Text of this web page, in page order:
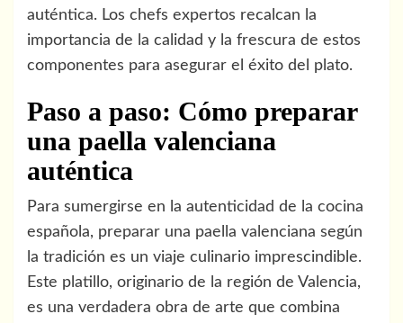
auténtica. Los chefs expertos recalcan la
importancia de la calidad y la frescura de estos
componentes para asegurar el éxito del plato.
Paso a paso: Cómo preparar
una paella valenciana
auténtica
Para sumergirse en la autenticidad de la cocina
española, preparar una paella valenciana según
la tradición es un viaje culinario imprescindible.
Este platillo, originario de la región de Valencia,
es una verdadera obra de arte que combina